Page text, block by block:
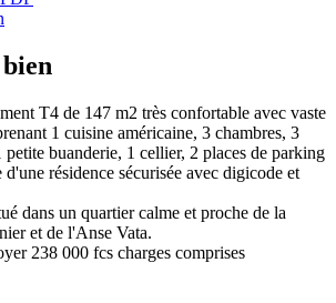
T4 de 147 m2 très confortable avec vaste
1 cuisine américaine, 3 chambres, 3
buanderie, 1 cellier, 2 places de parking
d'une résidence sécurisée avec digicode et
dans un quartier calme et proche de la
et de l'Anse Vata.
238 000 fcs charges comprises